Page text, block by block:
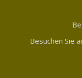
Besuchen Sie